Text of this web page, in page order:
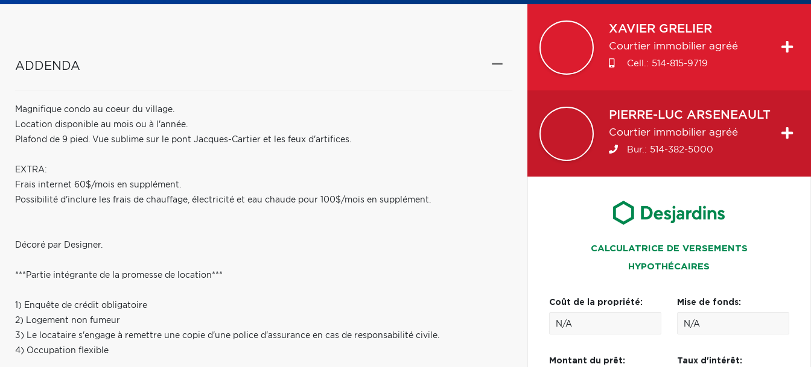
ADDENDA
Magnifique condo au coeur du village.
Location disponible au mois ou à l'année.
Plafond de 9 pied. Vue sublime sur le pont Jacques-Cartier et les feux d'artifices.
EXTRA:
Frais internet 60$/mois en supplément.
Possibilité d'inclure les frais de chauffage, électricité et eau chaude pour 100$/mois en supplément.
Décoré par Designer.
***Partie intégrante de la promesse de location***
1) Enquête de crédit obligatoire
2) Logement non fumeur
3) Le locataire s'engage à remettre une copie d'une police d'assurance en cas de responsabilité civile.
4) Occupation flexible
XAVIER GRELIER
Courtier immobilier agréé
Cell.: 514-815-9719
PIERRE-LUC ARSENEAULT
Courtier immobilier agréé
Bur.: 514-382-5000
CALCULATRICE DE VERSEMENTS
HYPOTHÉCAIRES
Coût de la propriété: Mise de fonds:
Montant du prêt: Taux d'intérêt: